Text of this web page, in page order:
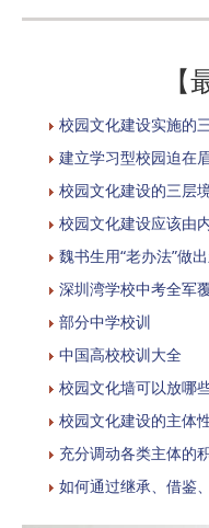
【
校园文化建设实施的
建立学习型校园迫在
校园文化建设的三层
校园文化建设应该由
魏书生用“老办法”做
深圳湾学校中考全军
部分中学校训
中国高校校训大全
校园文化墙可以放哪
校园文化建设的主体
充分调动各类主体的
如何通过继承、借鉴